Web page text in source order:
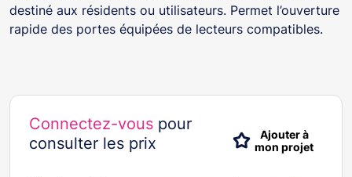
destiné aux résidents ou utilisateurs. Permet l’ouverture
rapide des portes équipées de lecteurs compatibles.
Connectez-vous pour
consulter les prix
Ajouter à
mon projet